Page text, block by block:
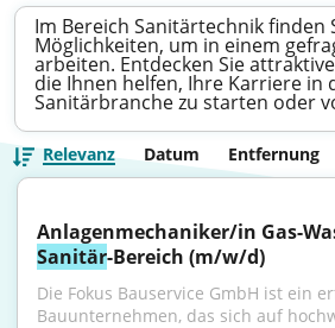
Im Bereich Sanitärtechnik finden
Möglichkeiten, um in einem
arbeiten. Entdecken Sie
die Ihnen helfen, Ihre Karriere in
Sanitärbranche zu starten oder
Relevanz Datum Entfernung
Anlagenmechaniker/in Gas-
Sanitär-Bereich (m/w/d)
Die Fokus Bauservice GmbH ist ein
Bauunternehmen, das sich auf